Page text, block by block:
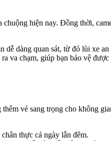
hiện nay. Đồng thời,
dàng quan sát, từ đó lùi xe
va chạm, giúp bạn bảo vệ
vẻ sang trọng cho không
thực cả ngày lẫn đêm.